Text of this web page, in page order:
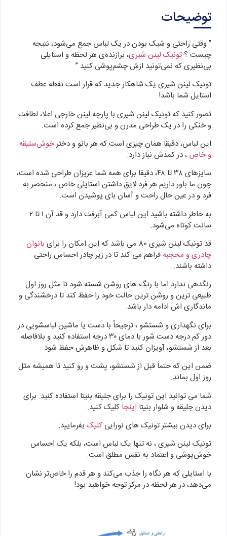
توضیحات
” وقتی راحتی و شیک بودن در یک لباس جمع می‌شود، نتیجه
چیست ؟تونیک لینن شیری، برازنده‌ی هر لحظه و استایلی
بی‌نظیری که نمی‌تونید ازش چشم‌پوشی کنید ”
تونیک لینن شیری یک شاهکار جدید که قرار است نقطه عطف
استایل شما باشد!
تصور کنید که تونیک لینن شیری با پارچه لینن خارجی اعلا، لطافت
و خنکی را در یک طراحی مدرن و بی‌نظیر جمع کرده است.
این لباس، دقیقا همان چیزی است که هر بانو و دخترخوش‌سلیقه
و خاص ، در کمدش نیاز دارد.
سایزهای ۳۸ تا ۴۸، دقیقا برای همه شما عزیزان طراحی شده است،
چون ما باور داریم هر فرد لایق داشتن استایلی خاص ، منحصر به
فرد و در عین حال راحت و آسان بای پوشیدن است.
به خاطر داشته باشید این لباس کمی آبرفت دارد و قد آن ۱ تا ۲
سانت کوتاه می‌شود.
قد تونیک لینن شیری 80 می باشد که این امکان را برای
بانوان
چادری و محجبه فراهم می کند تا در زیر چادر احساس راحتی
داشته باشند.
رنگدهی ندارد اما با رنگ های روشن شسته شود تا مثل روز اول
طبیعی ترین و روشن ترین حالت خود را حفظ کند تا درخشندگی و
ماندگاری اش ادامه دار باشد.
برای نگهداری و شستشو ، ترجیحاً با دست یا ماشین لباسشویی در
دور کم درجه دست شور با دمای ۳۰ درجه استفاده کنید و بلافاصله
بعد از شستشو، آویزان کنید تا شکل و ظاهرش حفظ شود.
ضمن این که حتماً قبل از شستشو، پشت و رو کنید تا همیشه مثل
روز اول بماند.
شما می توانید این تونیک را برای جلیقه بنیتا استفاده کنید. برای
دیدن جلیقه و شلوار بنیتا اینجا کلیک کنید.
برای دیدن بیشتر تونیک های نورایی کلیک بفرمایید.
تونیک لینن شیری ، نه تنها یک لباس است، بلکه یک احساس
خوش‌پوشی و اعتماد به نفس مطلق است.
با استایلی که هر نگاه را جذب می‌کند و هر قدم را خاص‌تر نشان
می‌دهد، در هر لحظه در مرکز توجه خواهید بود!